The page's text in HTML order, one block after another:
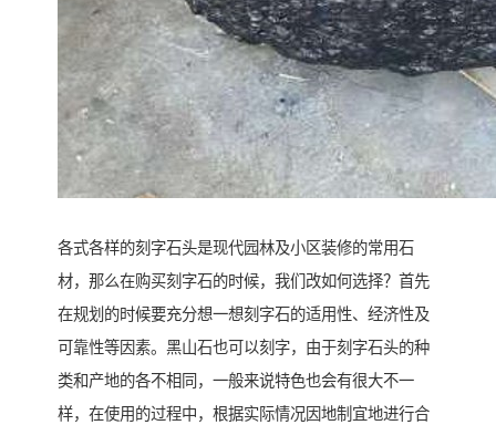
各式各样的刻字石头是现代园林及小区装修的常用石
材，那么在购买刻字石的时候，我们改如何选择？首先
在规划的时候要充分想一想刻字石的适用性、经济性及
可靠性等因素。黑山石也可以刻字，由于刻字石头的种
类和产地的各不相同，一般来说特色也会有很大不一
样，在使用的过程中，根据实际情况因地制宜地进行合